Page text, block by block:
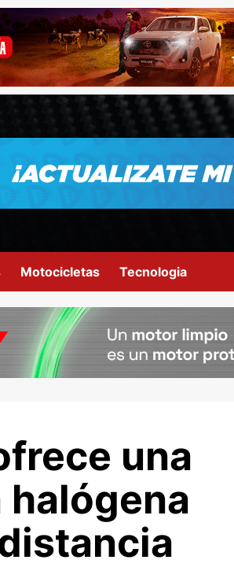
Motocicletas Tecnologia
una